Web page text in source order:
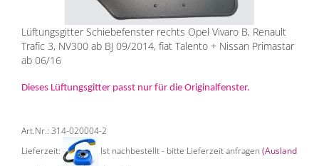
Lüftungsgitter Schiebefenster rechts Opel Vivaro B, Renault
Trafic 3, NV300 ab BJ 09/2014, fiat Talento + Nissan Primastar
ab 06/16
Dieses Lüftungsgitter passt nur für die Originalfenster.
Art.Nr.: 314-020004-2
Lieferzeit:
Ist nachbestellt - bitte Lieferzeit anfragen (Ausland